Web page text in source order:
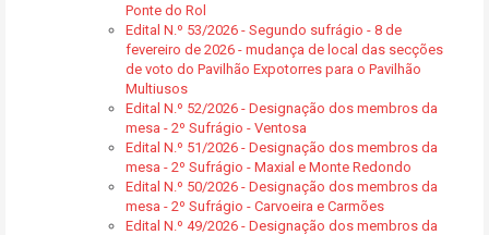
Ponte do Rol
Edital N.º 53/2026 - Segundo sufrágio - 8 de
fevereiro de 2026 - mudança de local das secções
de voto do Pavilhão Expotorres para o Pavilhão
Multiusos
Edital N.º 52/2026 - Designação dos membros da
mesa - 2º Sufrágio - Ventosa
Edital N.º 51/2026 - Designação dos membros da
mesa - 2º Sufrágio - Maxial e Monte Redondo
Edital N.º 50/2026 - Designação dos membros da
mesa - 2º Sufrágio - Carvoeira e Carmões
Edital N.º 49/2026 - Designação dos membros da